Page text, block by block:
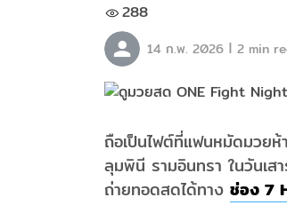
288
14 ก.พ. 2026 | 2 min
ถือเป็นไฟต์ที่แฟนหมัดมวย
ลุมพินี รามอินทรา ในวันเ
ถ่ายทอดสดได้ทาง ช่อง 7